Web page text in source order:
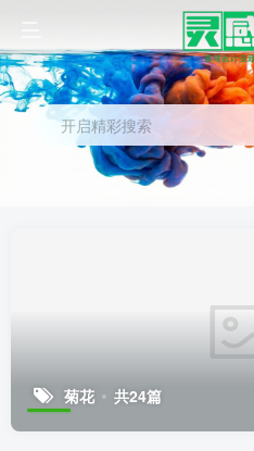
开启精彩搜索
菊花 共24篇